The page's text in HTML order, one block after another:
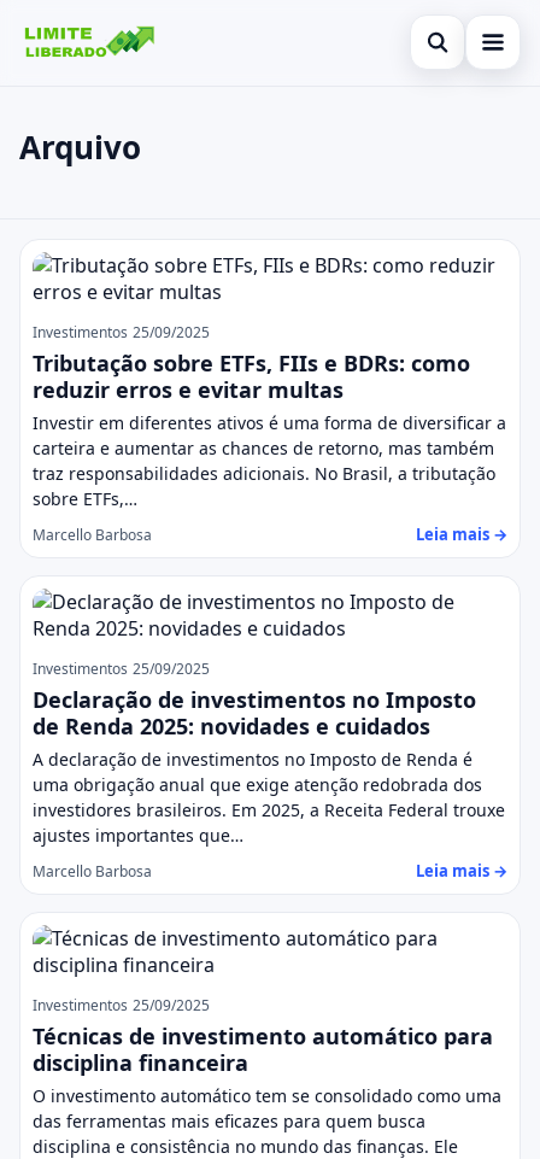
Abrir busca
Cartão de Crédito
Investimentos
Legal
Buscar no site
Pressione Enter para buscar ou ESC para fechar.
Arquivo
Posts
Investimentos 25/09/2025
Tributação sobre ETFs, FIIs e BDRs: como
reduzir erros e evitar multas
Investir em diferentes ativos é uma forma de diversificar a
carteira e aumentar as chances de retorno, mas também
traz responsabilidades adicionais. No Brasil, a tributação
sobre ETFs,…
Marcello Barbosa Leia mais →
Investimentos 25/09/2025
Declaração de investimentos no Imposto
de Renda 2025: novidades e cuidados
A declaração de investimentos no Imposto de Renda é
uma obrigação anual que exige atenção redobrada dos
investidores brasileiros. Em 2025, a Receita Federal trouxe
ajustes importantes que…
Marcello Barbosa Leia mais →
Investimentos 25/09/2025
Técnicas de investimento automático para
disciplina financeira
O investimento automático tem se consolidado como uma
das ferramentas mais eficazes para quem busca
disciplina e consistência no mundo das finanças. Ele